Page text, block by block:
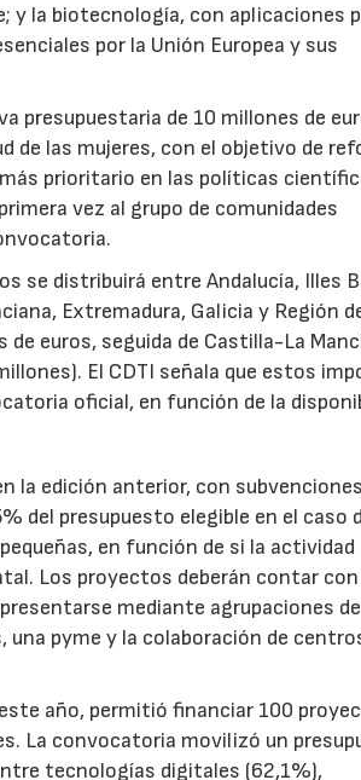
y la biotecnología, con aplicaciones
por la Unión Europea y sus
presupuestaria de 10 millones de
de las mujeres, con el objetivo de
prioritario en las políticas
vez al grupo de comunidades
se distribuirá entre Andalucía, Illes
Extremadura, Galicia y Región
euros, seguida de Castilla-La
El CDTI señala que estos
oficial, en función de la
la edición anterior, con
del presupuesto elegible en el caso
en función de si la actividad
Los proyectos deberán contar con
mediante agrupaciones
pyme y la colaboración de
año, permitió financiar 100
La convocatoria movilizó un
tecnologías digitales (62,1%),